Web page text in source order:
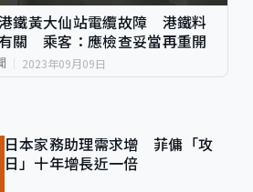
鐵黃大仙站電纜故障 港鐵料
關 乘客：應檢查妥當再重開
2023年09月09日
日本家務助理需求增 菲傭「攻
日」十年增長近一倍